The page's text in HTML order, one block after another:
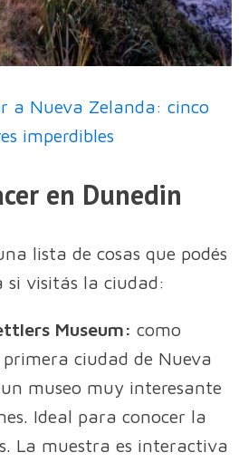
a Nueva Zelanda: cinco
imperdibles
en Dunedin
lista de cosas que podés
si visitás la ciudad:
Museum: como
ciudad de Nueva
museo muy interesante
Ideal para conocer la
La muestra es interactiva